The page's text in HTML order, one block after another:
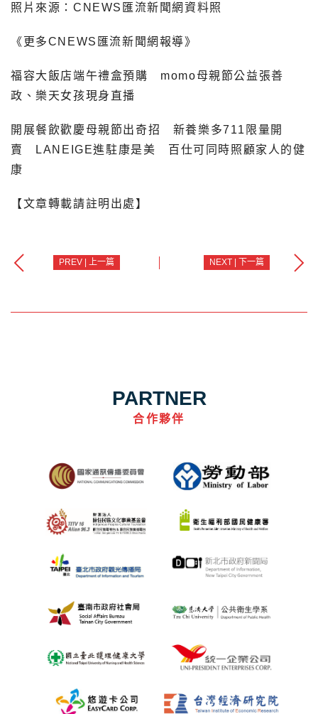
照片來源：CNEWS匯流新聞網資料照
《更多CNEWS匯流新聞網報導》
福容大飯店端午禮盒預購 momo母親節公益張善
政、樂天女孩現身直播
開展餐飲歡慶母親節出奇招 新養樂多711限量開
賣 LANEIGE進駐康是美 百仕可同時照顧家人的健
康
【文章轉載請註明出處】
PREV | 上一篇 NEXT | 下一篇
PARTNER
合作夥伴